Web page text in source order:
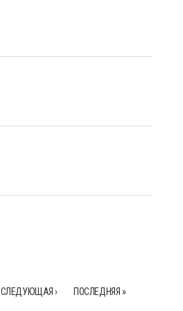
СЛЕДУЮЩАЯ › ПОСЛЕДНЯЯ »